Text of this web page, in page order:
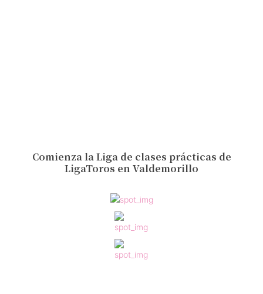
Comienza la Liga de clases prácticas de
LigaToros en Valdemorillo